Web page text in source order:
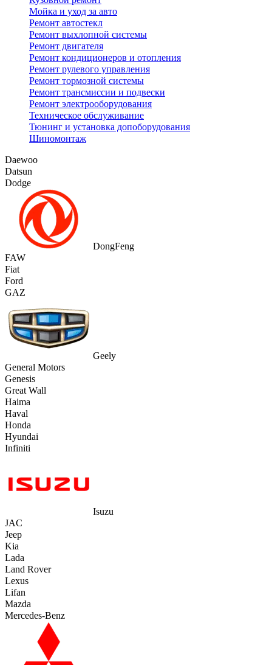
Мойка и уход за авто
Ремонт автостекл
Ремонт выхлопной системы
Ремонт двигателя
Ремонт кондиционеров и отопления
Ремонт рулевого управления
Ремонт тормозной системы
Ремонт трансмиссии и подвески
Ремонт электрооборудования
Техническое обслуживание
Тюнинг и установка допоборудования
Шиномонтаж
Daewoo
Datsun
Dodge
DongFeng
FAW
Fiat
Ford
GAZ
Geely
General Motors
Genesis
Great Wall
Haima
Haval
Honda
Hyundai
Infiniti
Isuzu
JAC
Jeep
Kia
Lada
Land Rover
Lexus
Lifan
Mazda
Mercedes-Benz